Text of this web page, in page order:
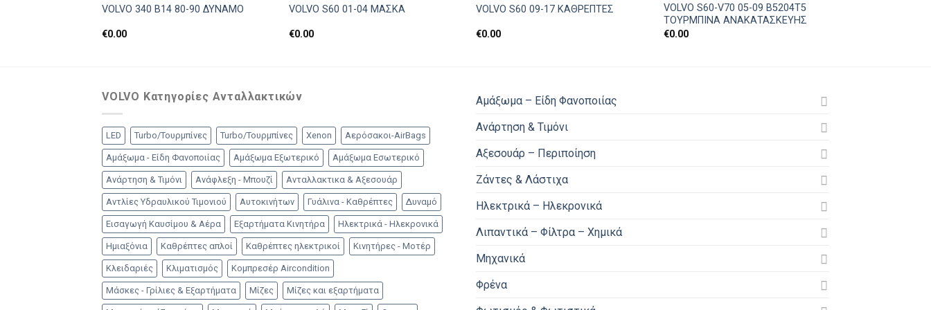
VOLVO 340 Β14 80-90 ΔΥΝΑΜΟ
€0.00
VOLVO S60 01-04 ΜΑΣΚΑ
€0.00
VOLVO S60 09-17 ΚΑΘΡΕΠΤΕΣ
€0.00
VOLVO S60-V70 05-09 B5204T5
ΤΟΥΡΜΠΙΝΑ ΑΝΑΚΑΤΑΣΚΕΥΗΣ
€0.00
VOLVO Κατηγορίες Ανταλλακτικών
LED Turbo/Τουρμπίνες Turbo/Τουρμπίνες Xenon Αερόσακοι-AirBags
Αμάξωμα - Είδη Φανοποιίας Αμάξωμα Εξωτερικό Αμάξωμα Εσωτερικό
Ανάρτηση & Τιμόνι Ανάφλεξη - Μπουζί Ανταλλακτικα & Αξεσουάρ
Αντλίες Υδραυλικού Τιμονιού Αυτοκινήτων Γυάλινα - Καθρέπτες Δυναμό
Εισαγωγή Καυσίμου & Αέρα Εξαρτήματα Κινητήρα Ηλεκτρικά - Ηλεκρονικά
Ημιαξόνια Καθρέπτες απλοί Καθρέπτες ηλεκτρικοί Κινητήρες - Μοτέρ
Κλειδαριές Κλιματισμός Κομπρεσέρ Aircondition
Μάσκες - Γρίλιες & Εξαρτήματα Μίζες Μίζες και εξαρτήματα
Αμάξωμα – Είδη Φανοποιίας
Ανάρτηση & Τιμόνι
Αξεσουάρ – Περιποίηση
Ζάντες & Λάστιχα
Ηλεκτρικά – Ηλεκρονικά
Λιπαντικά – Φίλτρα – Χημικά
Μηχανικά
Φρένα